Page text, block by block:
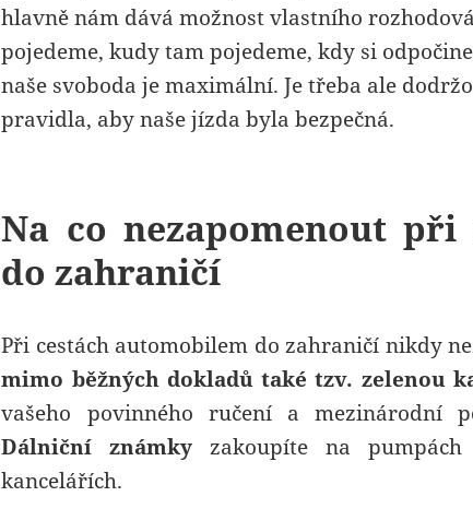
hlavně nám dává možnost vlastního
pojedeme, kudy tam pojedeme, kdy si
naše svoboda je maximální. Je třeba ale
pravidla, aby naše jízda byla bezpečná.
Na co nezapomenout při
do zahraničí
Při cestách automobilem do zahraničí nikdy
mimo běžných dokladů také tzv. zelenou
vašeho povinného ručení a mezinárodní
Dálniční známky zakoupíte na
kancelářích.